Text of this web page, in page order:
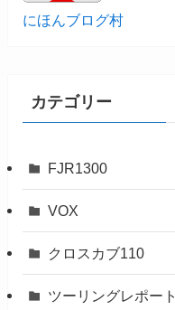
にほんブログ村
カテゴリー
FJR1300
VOX
クロスカブ110
ツーリングレポート